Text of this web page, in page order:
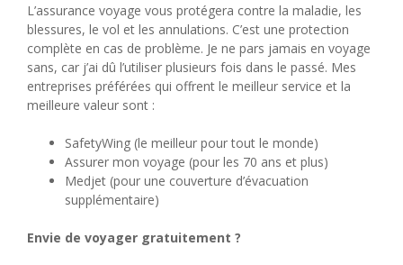
L’assurance voyage vous protégera contre la maladie, les
blessures, le vol et les annulations. C’est une protection
complète en cas de problème. Je ne pars jamais en voyage
sans, car j’ai dû l’utiliser plusieurs fois dans le passé. Mes
entreprises préférées qui offrent le meilleur service et la
meilleure valeur sont :
SafetyWing (le meilleur pour tout le monde)
Assurer mon voyage (pour les 70 ans et plus)
Medjet (pour une couverture d’évacuation
supplémentaire)
Envie de voyager gratuitement ?